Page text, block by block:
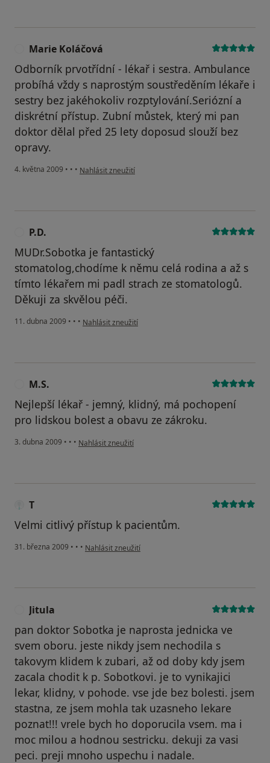
Marie Koláčová
Odborník prvotřídní - lékař i sestra. Ambulance
probíhá vždy s naprostým soustředěním lékaře i
sestry bez jakéhokoliv rozptylování.Seriózní a
diskrétní přístup. Zubní můstek, který mi pan
doktor dělal před 25 lety doposud slouží bez
opravy.
4. května 2009 • • • podle názoru uživatele Marie Koláčová
Nahlásit zneužití
P.D.
MUDr.Sobotka je fantastický
stomatolog,chodíme k němu celá rodina a až s
tímto lékařem mi padl strach ze stomatologů.
Děkuji za skvělou péči.
11. dubna 2009 • • • podle názoru uživatele P.D.
Nahlásit zneužití
M.S.
Nejlepší lékař - jemný, klidný, má pochopení
pro lidskou bolest a obavu ze zákroku.
3. dubna 2009 • • • podle názoru uživatele M.S.
Nahlásit zneužití
T
Velmi citlivý přístup k pacientům.
31. března 2009 • • • podle názoru uživatele T
Nahlásit zneužití
Jitula
pan doktor Sobotka je naprosta jednicka ve
svem oboru. jeste nikdy jsem nechodila s
takovym klidem k zubari, až od doby kdy jsem
zacala chodit k p. Sobotkovi. je to vynikajici
lekar, klidny, v pohode. vse jde bez bolesti. jsem
stastna, ze jsem mohla tak uzasneho lekare
poznat!!! vrele bych ho doporucila vsem. ma i
moc milou a hodnou sestricku. dekuji za vasi
peci. preji mnoho uspechu i nadale.